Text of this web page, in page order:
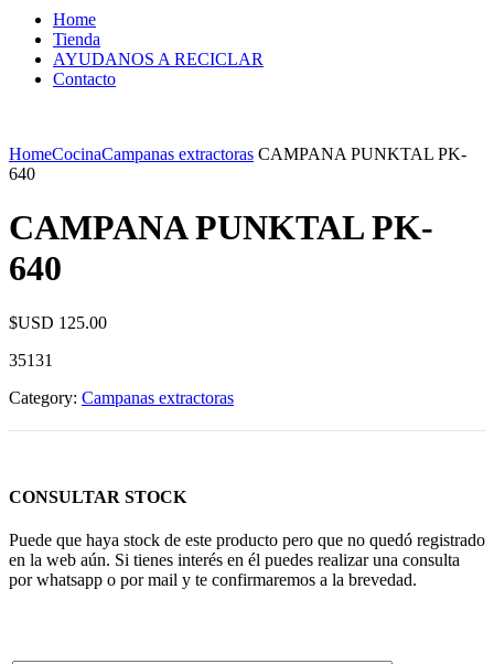
Home
Tienda
AYUDANOS A RECICLAR
Contacto
HomeCocinaCampanas extractoras CAMPANA PUNKTAL PK-
640
CAMPANA PUNKTAL PK-
640
$USD 125.00
35131
Category: Campanas extractoras
CONSULTAR STOCK
Puede que haya stock de este producto pero que no quedó registrado
en la web aún. Si tienes interés en él puedes realizar una consulta
por whatsapp o por mail y te confirmaremos a la brevedad.